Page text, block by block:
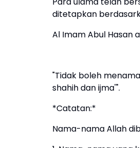
ditetapkan
Al Imam Abul Hasan
"Tidak boleh
shahih dan ijma'".
*Catatan:*
Nama-nama Allah